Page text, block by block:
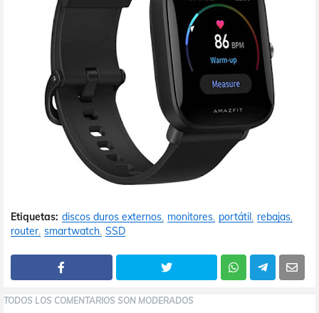
Etiquetas: discos duros externos monitores portátil rebajas
router smartwatch SSD
TODOS LOS COMENTARIOS SON MODERADOS